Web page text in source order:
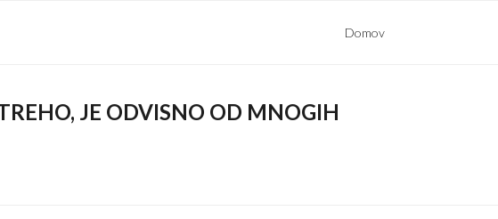
Domov
JE ODVISNO OD MNOGIH